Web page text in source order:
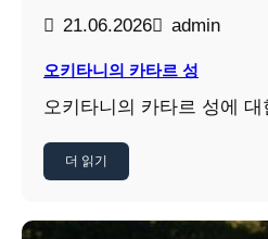
21.06.2026 admin
오키타니의 카타르 성
오키타니의 카타르 성에
더 읽기